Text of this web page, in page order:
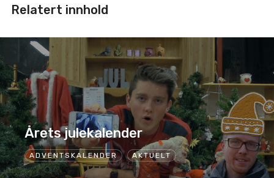
Relatert innhold
ADVENTSKALENDER AKTUELT
Årets julekalender